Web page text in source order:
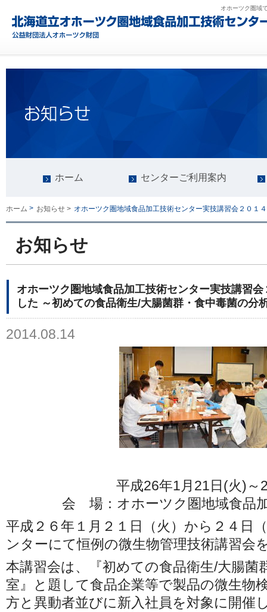
オホーツク圏域
ホーム センターご利用案内
ホーム > お知らせ > オホーツク圏地域食品加工技術センター実技講習会２０１
お知らせ
オホーツク圏地域食品加工技術センター実技講習
した ～初めての食品衛生/大腸菌群・食中毒菌の分
2014.08.14
平成26年1月21日(火)～
会 場：オホーツク圏地域食品
平成２６年１月２１日（火）から２４日
ンターにて恒例の微生物管理技術講習会
本講習会は、『初めての食品衛生/大腸菌
室』と題して食品企業等で製品の微生物
方と異動者並びに新入社員を対象に開催